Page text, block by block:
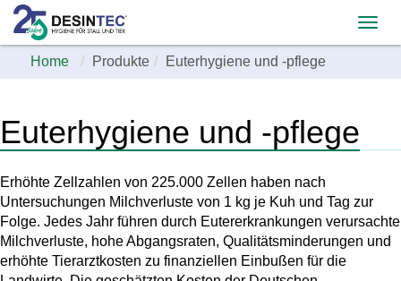
Home Produkte Euterhygiene und -pflege
Euterhygiene und -pflege
Erhöhte Zellzahlen von 225.000 Zellen haben nach
Untersuchungen Milchverluste von 1 kg je Kuh und Tag zur
Folge. Jedes Jahr führen durch Eutererkrankungen verursachte
Milchverluste, hohe Abgangsraten, Qualitätsminderungen und
erhöhte Tierarztkosten zu finanziellen Einbußen für die